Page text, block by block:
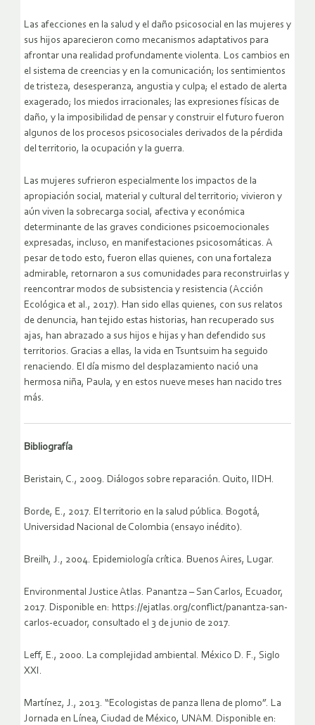
Las afecciones en la salud y el daño psicosocial en las mujeres y
sus hijos aparecieron como mecanismos adaptativos para
afrontar una realidad profundamente violenta. Los cambios en
el sistema de creencias y en la comunicación; los sentimientos
de tristeza, desesperanza, angustia y culpa; el estado de alerta
exagerado; los miedos irracionales; las expresiones físicas de
daño, y la imposibilidad de pensar y construir el futuro fueron
algunos de los procesos psicosociales derivados de la pérdida
del territorio, la ocupación y la guerra.
Las mujeres sufrieron especialmente los impactos de la
apropiación social, material y cultural del territorio; vivieron y
aún viven la sobrecarga social, afectiva y económica
determinante de las graves condiciones psicoemocionales
expresadas, incluso, en manifestaciones psicosomáticas. A
pesar de todo esto, fueron ellas quienes, con una fortaleza
admirable, retornaron a sus comunidades para reconstruirlas y
reencontrar modos de subsistencia y resistencia (Acción
Ecológica et al., 2017). Han sido ellas quienes, con sus relatos
de denuncia, han tejido estas historias, han recuperado sus
ajas, han abrazado a sus hijos e hijas y han defendido sus
territorios. Gracias a ellas, la vida en Tsuntsuim ha seguido
renaciendo. El día mismo del desplazamiento nació una
hermosa niña, Paula, y en estos nueve meses han nacido tres
más.
Bibliografía
Beristain, C., 2009. Diálogos sobre reparación. Quito, IIDH.
Borde, E., 2017. El territorio en la salud pública. Bogotá,
Universidad Nacional de Colombia (ensayo inédito).
Breilh, J., 2004. Epidemiología crítica. Buenos Aires, Lugar.
Environmental Justice Atlas. Panantza – San Carlos, Ecuador,
2017. Disponible en: https://ejatlas.org/conflict/panantza-san-
carlos-ecuador, consultado el 3 de junio de 2017.
Leff, E., 2000. La complejidad ambiental. México D. F., Siglo
XXI.
Martínez, J., 2013. “Ecologistas de panza llena de plomo”. La
Jornada en Línea, Ciudad de México, UNAM. Disponible en: